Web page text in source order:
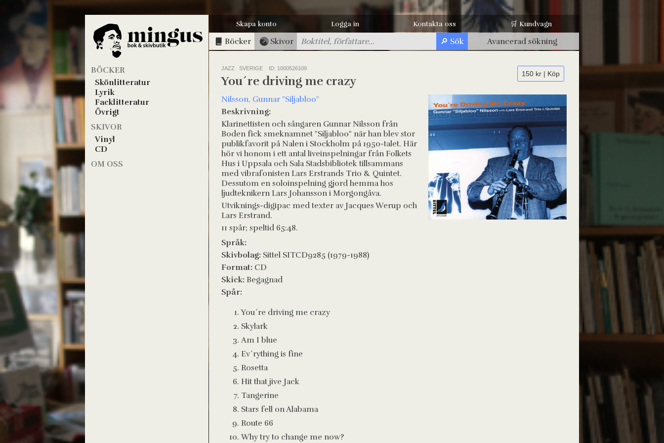
BÖCKER
Skönlitteratur
Lyrik
Facklitteratur
Övrigt
SKIVOR
Vinyl
CD
OM OSS
Skapa konto Logga in Kontakta oss 🛒 Kundvagn
Böcker Skivor Avancerad sökning
JAZZ SVERIGE ID: 1000526109
150 kr | Köp
You´re driving me crazy
Nilsson, Gunnar "Siljabloo"
Beskrivning:
Klarinettisten och sångaren Gunnar Nilsson från
Boden fick smeknamnet "Siljabloo" när han blev stor
publikfavorit på Nalen i Stockholm på 1950-talet. Här
hör vi honom i ett antal liveinspelningar från Folkets
Hus i Uppsala och Sala Stadsbibliotek tillsammans
med vibrafonisten Lars Erstrands Trio & Quintet.
Dessutom en soloinspelning gjord hemma hos
ljudteknikern Lars Johansson i Morgongåva.
Utviknings-digipac med texter av Jacques Werup och
Lars Erstrand.
11 spår; speltid 65:48.
Språk:
Skivbolag: Sittel SITCD9285 (1979-1988)
Format: CD
Skick: Begagnad
Spår:
You´re driving me crazy
Skylark
Am I blue
Ev´rything is fine
Rosetta
Hit that jive Jack
Tangerine
Stars fell on Alabama
Route 66
Why try to change me now?